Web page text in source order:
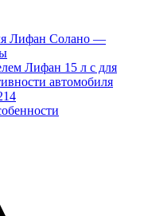
Лифан Солано —
Лифан 15 л с для
автомобиля